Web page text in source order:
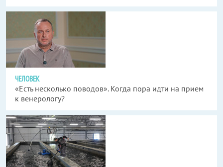
ЧЕЛОВЕК
«Есть несколько поводов». Когда пора идти на прием
к венерологу?